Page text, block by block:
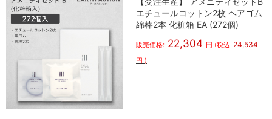
エチュールコットン2枚 ヘアゴム
綿棒2本 化粧箱 EA (272個)
販売価格: 22,304 円 (税込 24,534
円 )